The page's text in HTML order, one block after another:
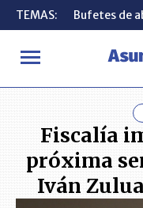
TEMAS: Bufetes de
INICIO ACTUALIDAD
TEMAS: Bufetes de
Fiscalía
próxima
Iván